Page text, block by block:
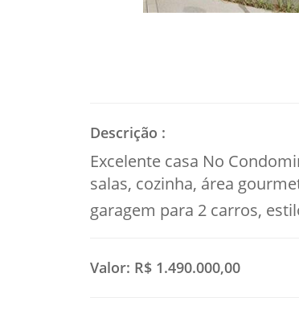
Descrição :
Excelente casa No
salas, cozinha, área
garagem para 2 carros,
Valor: R$ 1.490.000,00